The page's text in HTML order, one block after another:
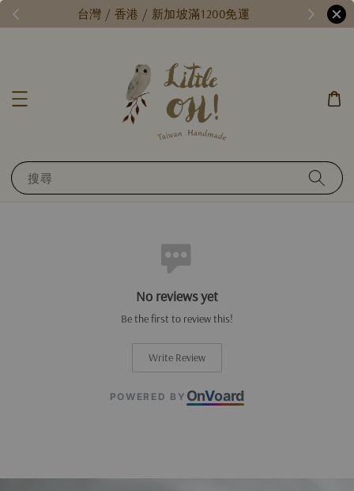
台灣 / 香港 / 新加坡滿1200免運
搜尋
No reviews yet
Be the first to review this!
Write Review
POWERED BY OnVoard